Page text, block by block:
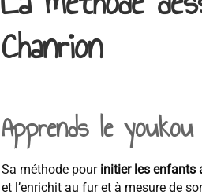
Chanrion
Apprends le
Sa méthode pour initier les enfants
et l’enrichit au fur et à mesure de